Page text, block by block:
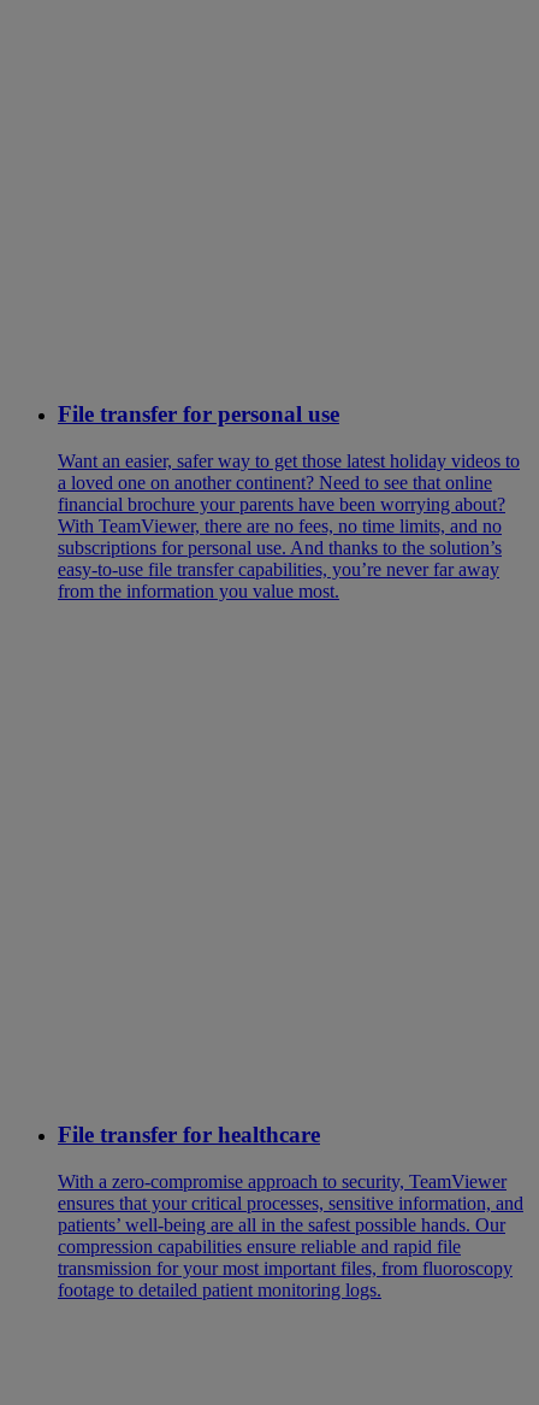
File transfer for personal use
Want an easier, safer way to get those latest holiday videos to
a loved one on another continent? Need to see that online
financial brochure your parents have been worrying about?
With TeamViewer, there are no fees, no time limits, and no
subscriptions for personal use. And thanks to the solution’s
easy-to-use file transfer capabilities, you’re never far away
from the information you value most.
File transfer for healthcare
With a zero-compromise approach to security, TeamViewer
ensures that your critical processes, sensitive information, and
patients’ well-being are all in the safest possible hands. Our
compression capabilities ensure reliable and rapid file
transmission for your most important files, from fluoroscopy
footage to detailed patient monitoring logs.